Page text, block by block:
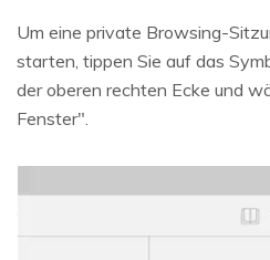
Um eine private Browsing-
starten, tippen Sie auf das
der oberen rechten Ecke und
Fenster".